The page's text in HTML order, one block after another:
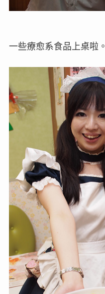
一些療愈系食品上桌啦。